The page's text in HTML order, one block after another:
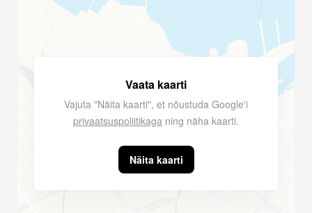
Vaata kaarti
Vajuta "Näita kaarti", et nõustuda Google'i
privaatsuspoliitikaga ning näha kaarti.
Näita kaarti